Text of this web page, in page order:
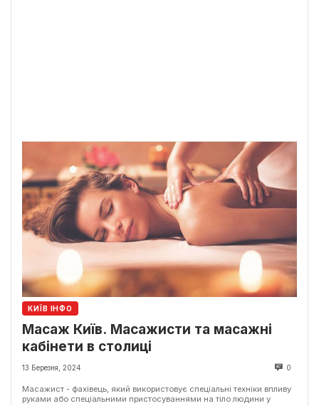
КИЇВ ІНФО
Масаж Київ. Масажисти та масажні
кабінети в столиці
13 Березня, 2024 0
Масажист - фахівець, який використовує спеціальні техніки впливу
руками або спеціальними пристосуваннями на тіло людини у